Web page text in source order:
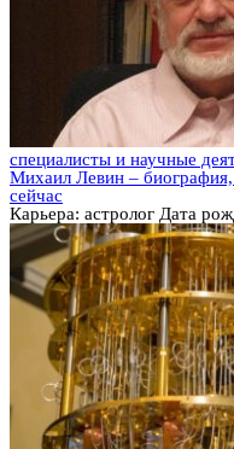
специалисты и научные
Михаил Левин –
сейчас
Карьера: астролог Дата